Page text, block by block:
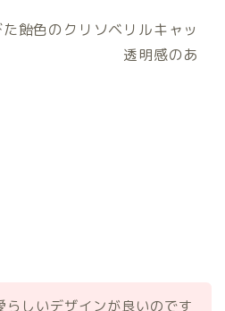
飴色のクリソベリルキャッ
透明感のあ
らしいデザインが良いのです